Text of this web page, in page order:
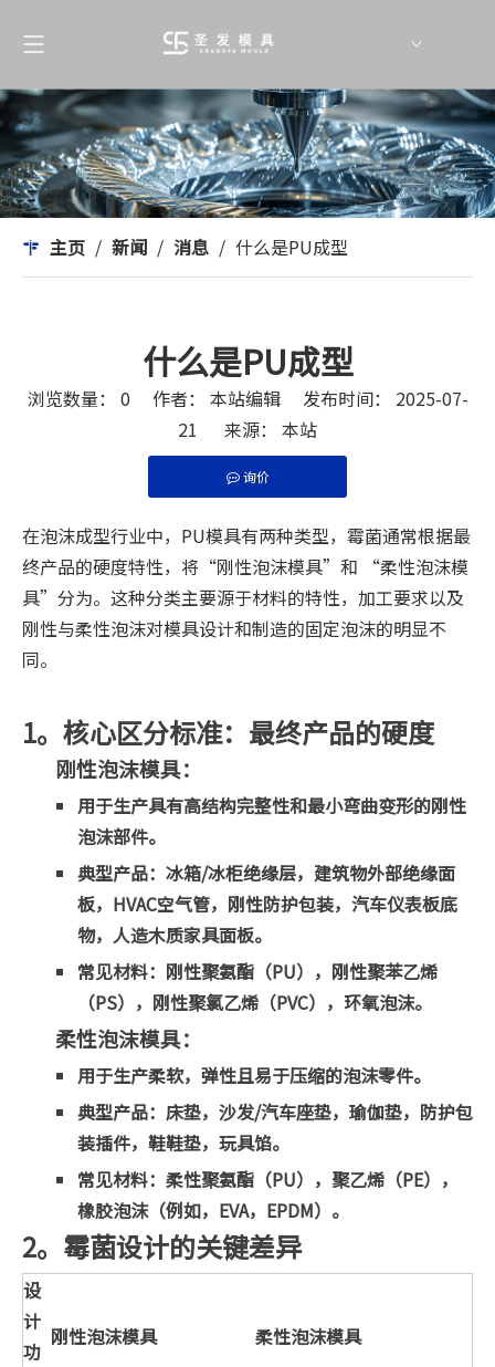
简体中文
主页 / 新闻 / 消息 / 什么是PU成型
什么是PU成型
浏览数量： 0 作者： 本站编辑 发布时间： 2025-07-
21 来源： 本站
询价
在泡沫成型行业中，PU模具有两种类型，霉菌通常根据最
终产品的硬度特性，将“刚性泡沫模具”和 “柔性泡沫模
具”分为。这种分类主要源于材料的特性，加工要求以及
刚性与柔性泡沫对模具设计和制造的固定泡沫的明显不
同。
1。核心区分标准：最终产品的硬度
刚性泡沫模具：
用于生产具有高结构完整性和最小弯曲变形的刚性
泡沫部件。
典型产品：冰箱/冰柜绝缘层，建筑物外部绝缘面
板，HVAC空气管，刚性防护包装，汽车仪表板底
物，人造木质家具面板。
常见材料：刚性聚氨酯（PU），刚性聚苯乙烯
（PS），刚性聚氯乙烯（PVC），环氧泡沫。
柔性泡沫模具：
用于生产柔软，弹性且易于压缩的泡沫零件。
典型产品：床垫，沙发/汽车座垫，瑜伽垫，防护包
装插件，鞋鞋垫，玩具馅。
常见材料：柔性聚氨酯（PU），聚乙烯（PE），
橡胶泡沫（例如，EVA，EPDM）。
2。霉菌设计的关键差异
设
计
功
刚性泡沫模具 柔性泡沫模具